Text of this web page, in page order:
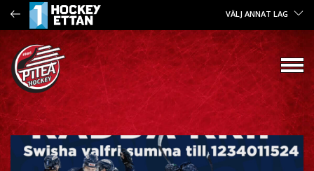
VÄLJ ANNAT LAG